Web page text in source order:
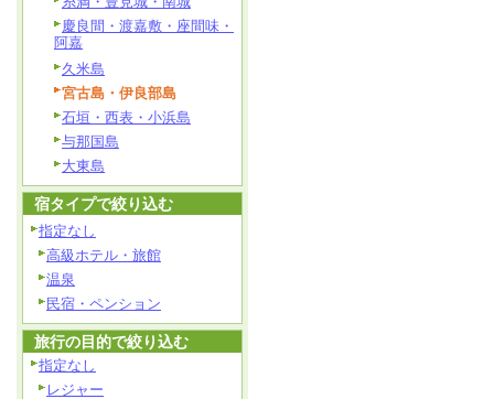
慶良間・渡嘉敷・座間味・
阿嘉
久米島
宮古島・伊良部島
石垣・西表・小浜島
与那国島
大東島
宿タイプで絞り込む
指定なし
高級ホテル・旅館
温泉
民宿・ペンション
旅行の目的で絞り込む
指定なし
レジャー